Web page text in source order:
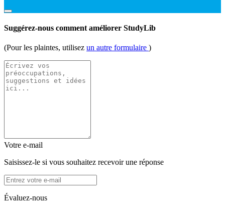
Suggérez-nous comment améliorer StudyLib
(Pour les plaintes, utilisez un autre formulaire )
Votre e-mail
Saisissez-le si vous souhaitez recevoir une réponse
Évaluez-nous